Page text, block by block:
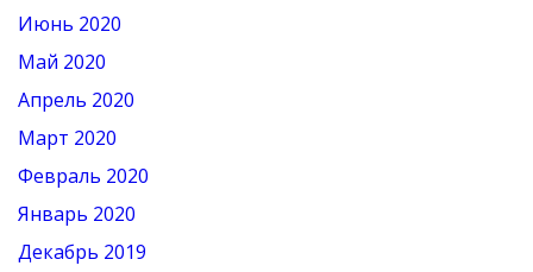
Июнь 2020
Май 2020
Апрель 2020
Март 2020
Февраль 2020
Январь 2020
Декабрь 2019